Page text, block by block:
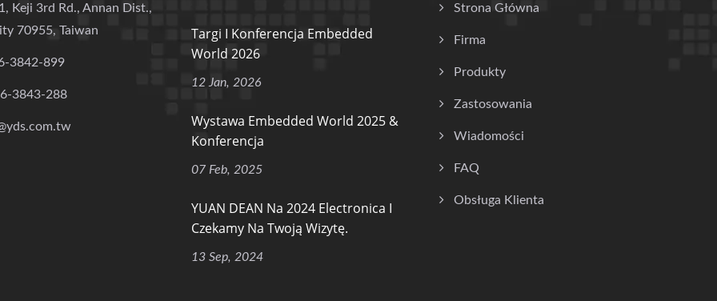
Keji 3rd Rd., Annan Dist.,
70955, Taiwan
3842-899
3843-288
Targi I Konferencja Embedded
World 2026
12 Jan, 2026
Wystawa Embedded World 2025 &
Konferencja
07 Feb, 2025
YUAN DEAN Na 2024 Electronica I
Czekamy Na Twoją Wizytę.
13 Sep, 2024
Strona Główna
Firma
Produkty
Zastosowania
Wiadomości
FAQ
Obsługa Klienta